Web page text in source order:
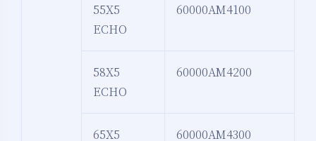
55X5
ECHO
60000AM4100
58X5
ECHO
60000AM4200
65X5
60000AM4300